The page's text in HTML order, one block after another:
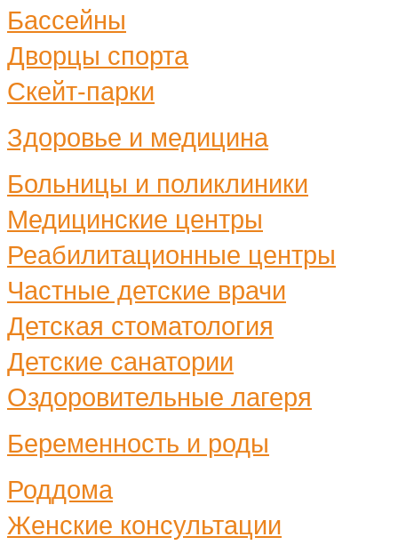
Бассейны
Дворцы спорта
Скейт-парки
Здоровье и медицина
Больницы и поликлиники
Медицинские центры
Реабилитационные центры
Частные детские врачи
Детская стоматология
Детские санатории
Оздоровительные лагеря
Беременность и роды
Роддома
Женские консультации